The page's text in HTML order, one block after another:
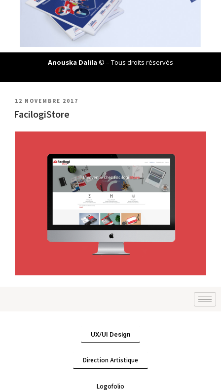
Anouska Dalila © – Tous droits réservés
12 NOVEMBRE 2017
FacilogiStore
UX/UI Design
Direction Artistique
Logofolio